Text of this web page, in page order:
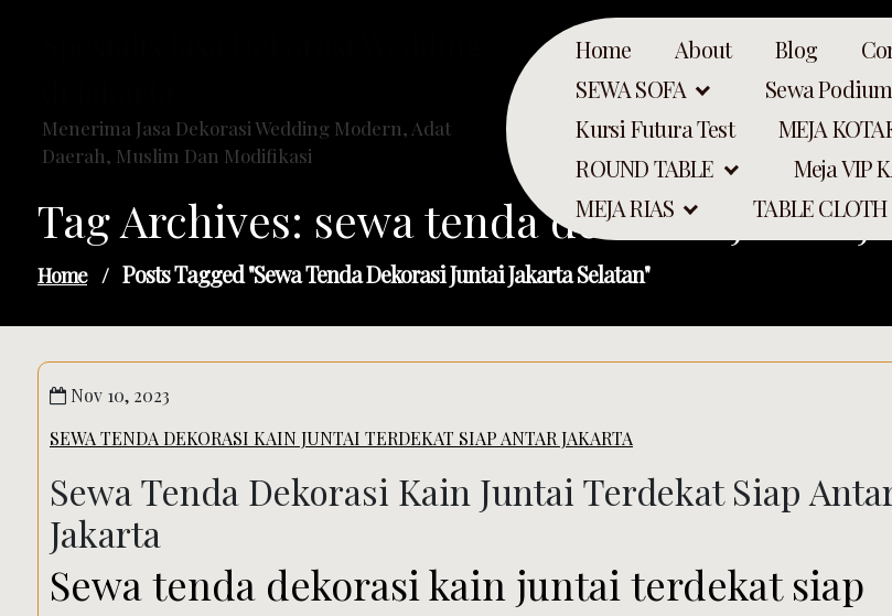
Menerima Jasa Dekorasi Wedding Modern, Adat
Daerah, Muslim Dan Modifikasi
Home About Blog
SEWA SOFA
Sewa Podium
Kursi Futura Test
MEJA
ROUND TABLE
Meja VIP
MEJA RIAS
TABLE CLOTH
Tag Archives: sewa tenda dekorasi juntai
Home / Posts Tagged "sewa Tenda Dekorasi Juntai Jakarta Selatan"
Nov 10, 2023
SEWA TENDA DEKORASI KAIN JUNTAI TERDEKAT SIAP ANTAR JAKARTA
Sewa Tenda Dekorasi Kain Juntai Terdekat Siap
Jakarta
Sewa tenda dekorasi kain juntai terdekat siap